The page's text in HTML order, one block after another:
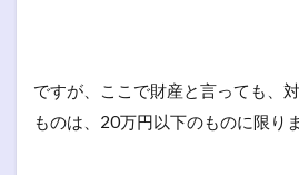
ですが、ここで財産と言っても、
ものは、20万円以下のものに限りま